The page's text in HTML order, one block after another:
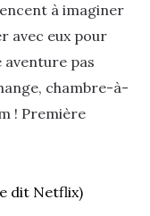
à imaginer
avec eux pour
aventure pas
chambre-à-
! Première
dit Netflix)